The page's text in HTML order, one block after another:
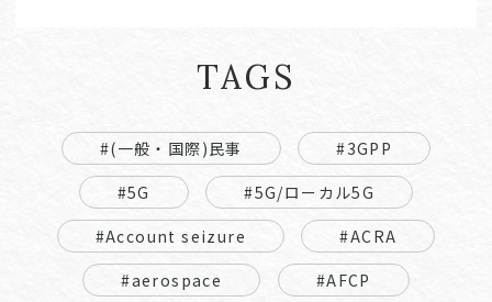
TAGS
#(一般・国際)民事
#3GPP
#5G
#5G/ローカル5G
#Account seizure
#ACRA
#aerospace
#AFCP